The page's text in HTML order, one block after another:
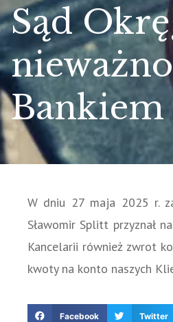
Sąd
Bankiem
W dniu 27 maja 2025 r.
Sławomir Splitt przyznał
Kancelarii również zwrot
kwoty na konto naszych
Facebook Twitter